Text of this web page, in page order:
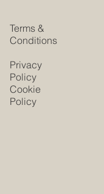
Terms &
Conditions
Privacy
Policy
Cookie
Policy